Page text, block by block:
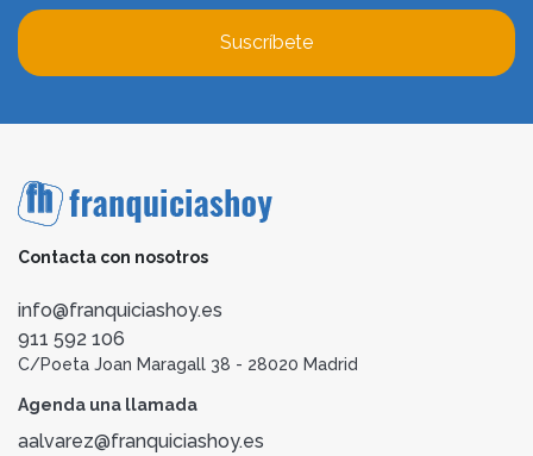
Suscríbete
Contacta con nosotros
info@franquiciashoy.es
911 592 106
C/Poeta Joan Maragall 38 - 28020 Madrid
Agenda una llamada
aalvarez@franquiciashoy.es